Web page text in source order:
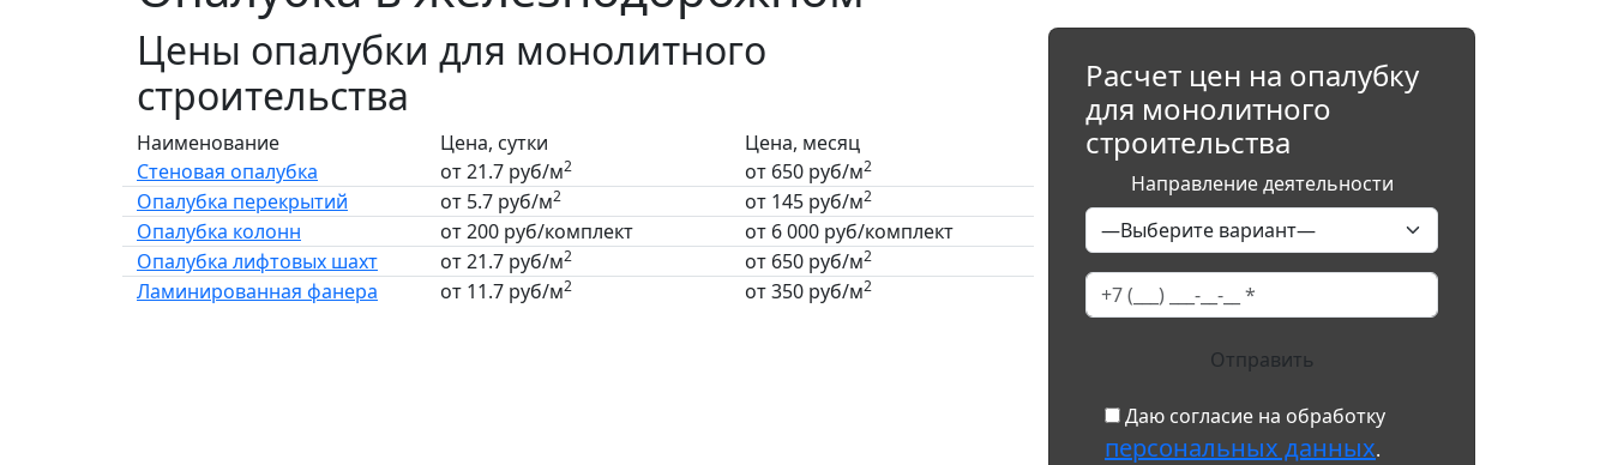
Цены опалубки для монолитного
строительства
Наименование Цена, сутки
Цена, месяц
Стеновая опалубка
от 21.7 руб/м2 от 650 руб/м2
Опалубка перекрытий от 5.7 руб/м2 от 145 руб/м2
Опалубка колонн от 200 руб/комплект от 6 000 руб/комплект
Опалубка лифтовых шахт
от 21.7 руб/м2 от 650 руб/м2
Ламинированная фанера от 11.7 руб/м2 от350 руб/м2
Расчет цен на опалубку
для монолитного
строительства
Направление деятельности
Даю согласие на обработку
персональных данных.